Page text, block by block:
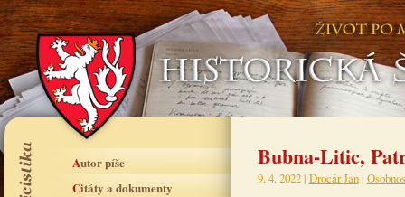
Autor píše
Citáty a dokumenty
Bubna-Litic,
9. 4. 2022 | Drocár Jan|